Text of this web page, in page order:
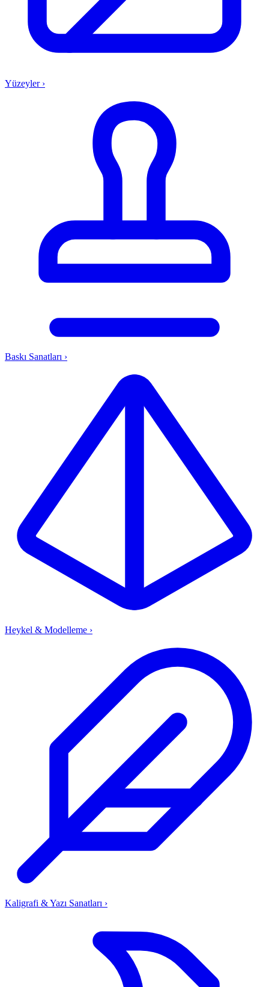
Yüzeyler ›
Baskı Sanatları ›
Heykel & Modelleme ›
Kaligrafi & Yazı Sanatları ›